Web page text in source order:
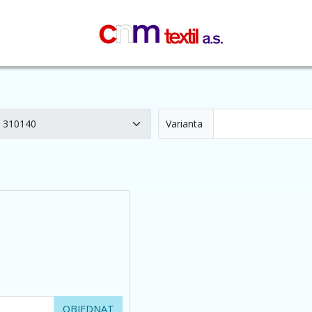
Varianta
OBJEDNAT